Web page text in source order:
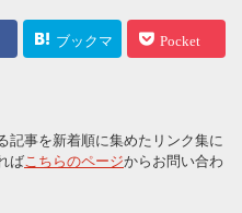
ブックマ Pocket
記事を新着順に集めたリンク集に
ばこちらのページからお問い合わ